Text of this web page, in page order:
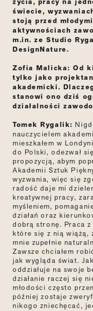
świecie,
stoją przed
aktywnościach
m.in. ze Studio
DesignNature.
Zofia Malicka: Od
tylko jako
akademicki.
stanowi ono dziś
działalności
Tomek Rygalik:
nauczycielem
mieszkałem w
do Polski, odezwał
propozycją, abym
Akademii Sztuk
wyzwania, więc się
radość daje mi
kreatywnej pracy,
myśleniem,
działań oraz
dobrą stronę. Praca
które się z nią wiążą,
mnie zupełnie
Zawsze chciałem
jak wygląda świat.
oddziałuje na swoje
działanie raczej się
młodości często
później zostaje
nikogo zniechęcać,